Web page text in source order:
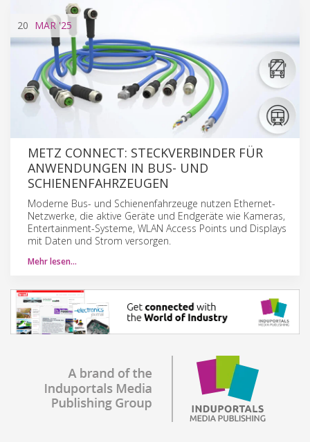
20 MAR'25
METZ CONNECT: STECKVERBINDER FÜR
ANWENDUNGEN IN BUS- UND
SCHIENENFAHRZEUGEN
Moderne Bus- und Schienenfahrzeuge nutzen Ethernet-
Netzwerke, die aktive Geräte und Endgeräte wie Kameras,
Entertainment-Systeme, WLAN Access Points und Displays
mit Daten und Strom versorgen.
Mehr lesen…